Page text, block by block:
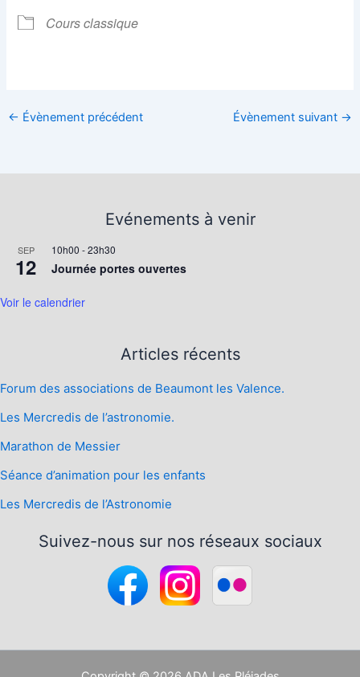
Cours classique
← Évènement précédent Évènement suivant →
Evénements à venir
SEP
12
10h00 -23h30
Journée portes ouvertes
Voir le calendrier
Articles récents
Forum des associations de Beaumont les Valence.
Les Mercredis de l’astronomie.
Marathon de Messier
Séance d’animation pour les enfants
Les Mercredis de l’Astronomie
Suivez-nous sur nos réseaux sociaux